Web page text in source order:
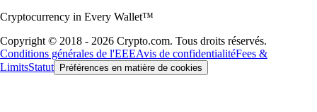
Cryptocurrency in Every Wallet™
Copyright © 2018 - 2026 Crypto.com. Tous droits réservés.
Conditions générales de l'EEEAvis de confidentialitéFees &
LimitsStatut Préférences en matière de cookies